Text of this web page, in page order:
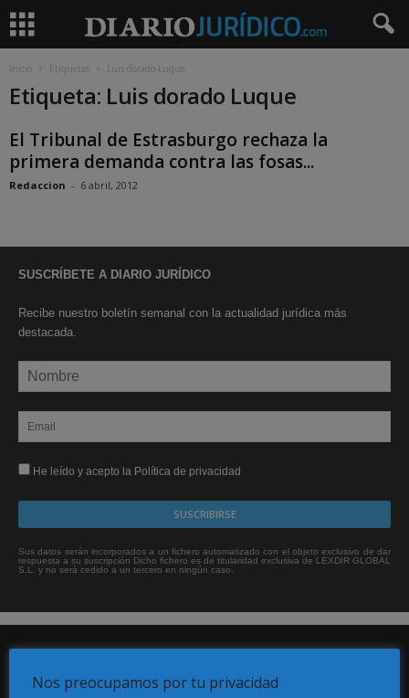
Inicio Etiquetas Luis dorado Luque
Etiqueta: Luis dorado Luque
El Tribunal de Estrasburgo rechaza la
primera demanda contra las fosas...
Redaccion - 6 abril, 2012
SUSCRÍBETE A DIARIO JURÍDICO
Recibe nuestro boletín semanal con la actualidad jurídica más
destacada.
He leído y acepto la Política de privacidad
Sus datos serán incorporados a un fichero automatizado con el objeto exclusivo de dar
respuesta a su suscripción Dicho fichero es de titularidad exclusiva de LEXDIR GLOBAL
S.L. y no será cedido a un tercero en ningún caso.
Nos preocupamos por tu privacidad